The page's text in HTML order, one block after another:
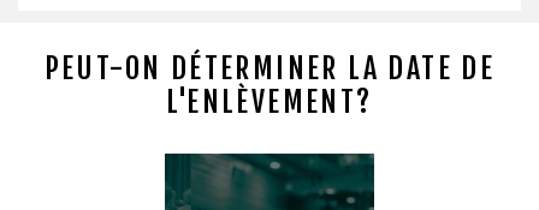
PEUT-ON DÉTERMINER LA DATE DE
L'ENLÈVEMENT?